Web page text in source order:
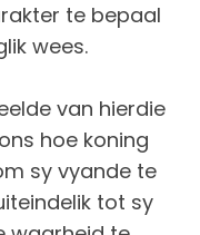
te bepaal
wees.
van hierdie
hoe koning
sy vyande te
tot sy